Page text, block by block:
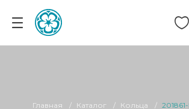
Главная Каталог Кольца